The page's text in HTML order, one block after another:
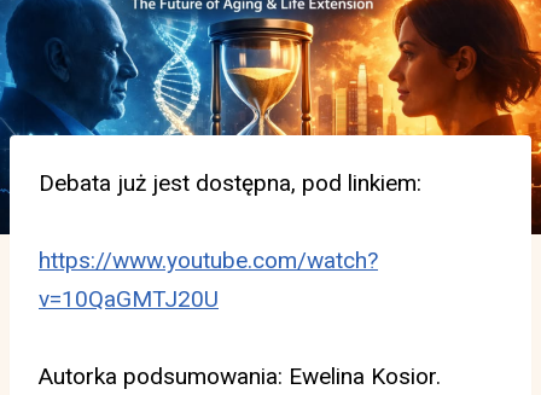
Debata już jest dostępna, pod linkiem:
https://www.youtube.com/watch?
v=10QaGMTJ20U
Autorka podsumowania: Ewelina Kosior.